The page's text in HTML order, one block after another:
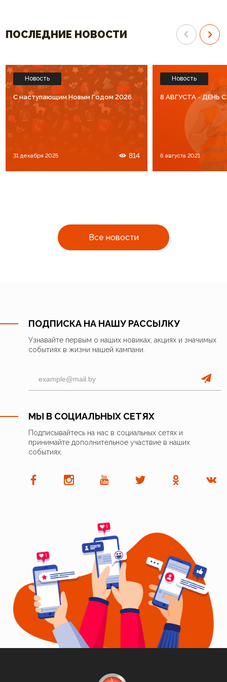
ПОСЛЕДНИЕ НОВОСТИ
Все новости
Новость
C наступающим Новым Годом 2026
31 декабря 2025 814
Новость
8 АВГУСТА - ДЕНЬ
6 августа 2021
ПОДПИСКА НА НАШУ РАССЫЛКУ
Узнавайте первым о наших новиках, акциях и значимых
событиях в жизни нашей кампани.
МЫ В СОЦИАЛЬНЫХ СЕТЯХ
Подписывайтесь на нас в социальных сетях и
принимайте дополнительное участвие в наших
событиях.